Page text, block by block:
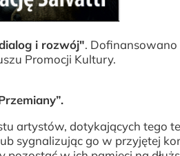
i rozwój".
Promocji Kultury.
artystów, dotykających tego
sygnalizując go w przyjętej